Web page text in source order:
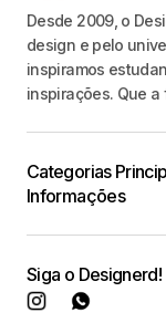
Desde 2009, o
design e pelo
inspiramos
inspirações. Que
Categorias
Informações
Siga o Designerd!